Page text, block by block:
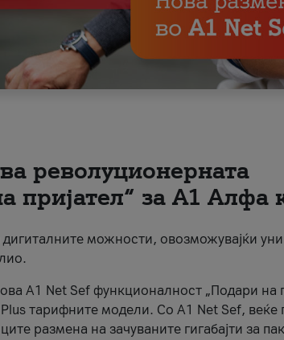
револуционерната
пријател“ за А1 Алфа
можности, овозможувајќи
A1 Net Sef функционалност „Подари на
тарифните модели. Со A1 Net Sef, веќе
размена на зачуваните гигабајти за